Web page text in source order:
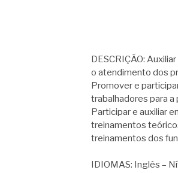
DESCRIÇÃO:
o atendimento dos
Promover e
trabalhadores para
Participar e auxiliar
treinamentos
treinamentos dos
IDIOMAS: Inglês –